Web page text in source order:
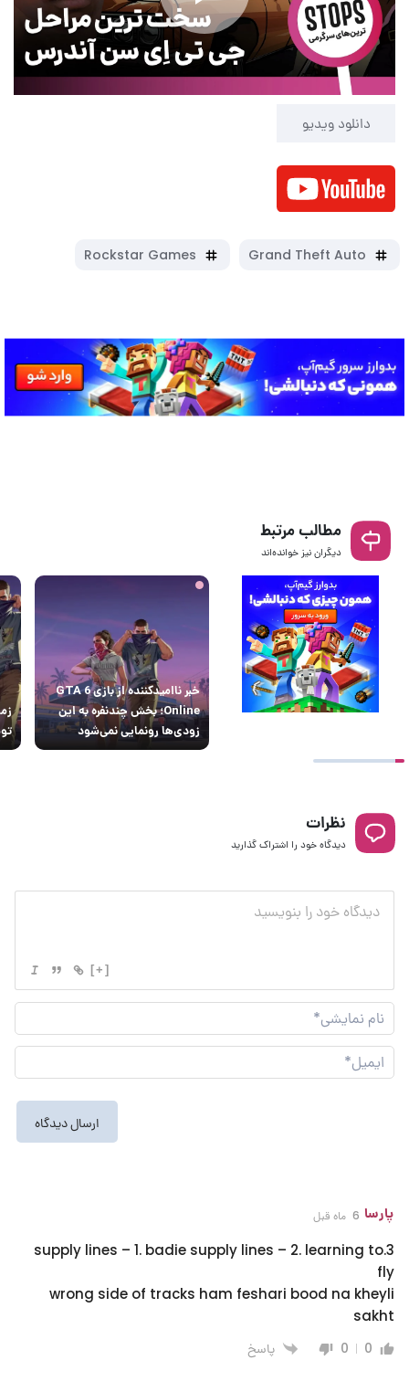
Play
دانلود ویدیو
Grand Theft Auto
Rockstar Games
مطالب مرتبط
دیگران نیز خوانده‌اند
خبر ناامیدکننده از بازی GTA 6
Online؛ بخش چندنفره به این
زودی‌ها رونمایی نمی‌شود
نظرات
دیدگاه خود را اشتراک گذارید
[+]
نام
پارسا 6 ماه قبل
3.supply lines – 1. badie supply lines – 2. learning to
fly
wrong side of tracks ham feshari bood na kheyli
sakht
0
0 پاسخ